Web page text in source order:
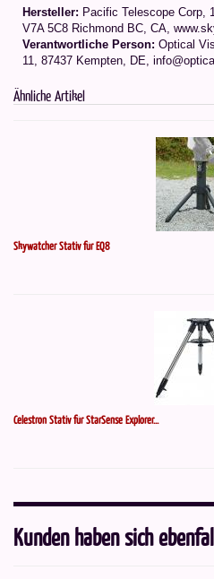
Hersteller: Pacific Telescope Corp,
V7A 5C8 Richmond BC, CA,
Verantwortliche Person: Optical
11, 87437 Kempten, DE,
Ähnliche Artikel
Skywatcher Stativ für EQ8
Celestron Stativ für StarSense Explorer...
Kunden haben sich